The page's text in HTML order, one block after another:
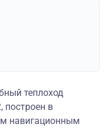
теплоход
построен в
навигационным